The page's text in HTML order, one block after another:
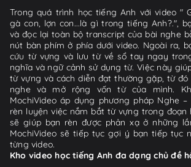
Trong quá trình học tiếng Anh với video "
gà con, lợn con...là gì trong tiếng Anh?.",
và đọc lại toàn bộ transcript của bài nghe
nút bàn phím ở phía dưới video. Ngoài ra,
cứu từ vựng và lưu từ về sổ tay ngay
nghĩa và ngữ cảnh sử dụng từ. Việc này
từ vựng và cách diễn đạt thường gặp, từ
nghe và mở rộng vốn từ của mình.
MochiVideo áp dụng phương pháp Nghe
rèn luyện việc nắm bắt từ vựng trong đoạn
sẽ giúp bạn rèn được phản xạ ở những
MochiVideo sẽ tiếp tục gợi ý bạn tiếp tục
từng video.
Kho video học tiếng Anh đa dạng chủ đề